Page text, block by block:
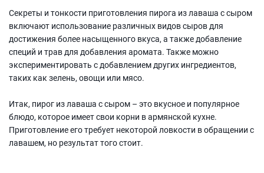
Секреты и тонкости приготовления пирога из лаваша с сыром
включают использование различных видов сыров для
достижения более насыщенного вкуса, а также добавление
специй и трав для добавления аромата. Также можно
экспериментировать с добавлением других ингредиентов,
таких как зелень, овощи или мясо.
Итак, пирог из лаваша с сыром – это вкусное и популярное
блюдо, которое имеет свои корни в армянской кухне.
Приготовление его требует некоторой ловкости в обращении с
лавашем, но результат того стоит.